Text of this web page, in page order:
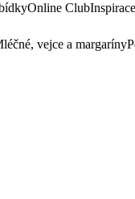
Online ClubInspirace
vejce a margaríny